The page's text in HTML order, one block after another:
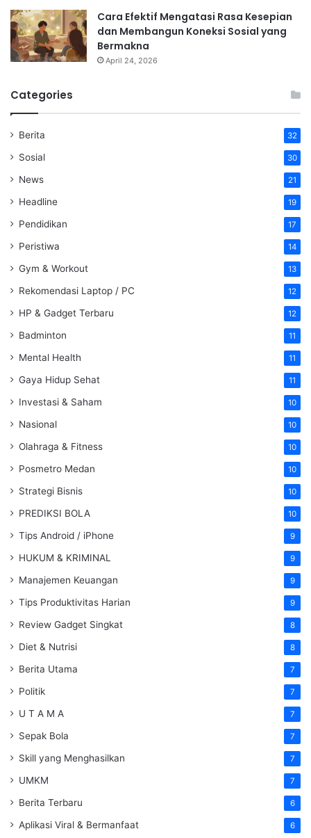
Cara Efektif Mengatasi Rasa Kesepian
dan Membangun Koneksi Sosial yang
Bermakna
April 24, 2026
Categories
Berita 32
Sosial 30
News 21
Headline 19
Pendidikan 17
Peristiwa 14
Gym & Workout 13
Rekomendasi Laptop / PC 12
HP & Gadget Terbaru 12
Badminton 11
Mental Health 11
Gaya Hidup Sehat 11
Investasi & Saham 10
Nasional 10
Olahraga & Fitness 10
Posmetro Medan 10
Strategi Bisnis 10
PREDIKSI BOLA 10
Tips Android / iPhone 9
HUKUM & KRIMINAL 9
Manajemen Keuangan 9
Tips Produktivitas Harian 9
Review Gadget Singkat 8
Diet & Nutrisi 8
Berita Utama 7
Politik 7
U T A M A 7
Sepak Bola 7
Skill yang Menghasilkan 7
UMKM 7
Berita Terbaru 6
Aplikasi Viral & Bermanfaat 6